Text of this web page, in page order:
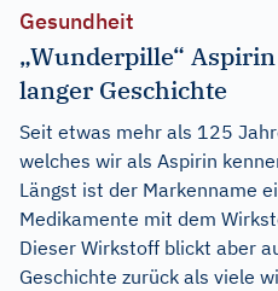
Gesundheit
„Wunderpille“
langer Geschichte
Seit etwas mehr als 125
welches wir als Aspirin
Längst ist der Markenname
Medikamente mit dem
Dieser Wirkstoff blickt aber
Geschichte zurück als viele